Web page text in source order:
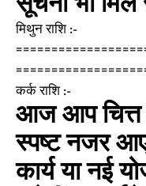
सूचना भी मिल
मिथुन राशि :-
कर्क राशि :-
आज आप चित्त
स्पष्ट नजर
कार्य या नई